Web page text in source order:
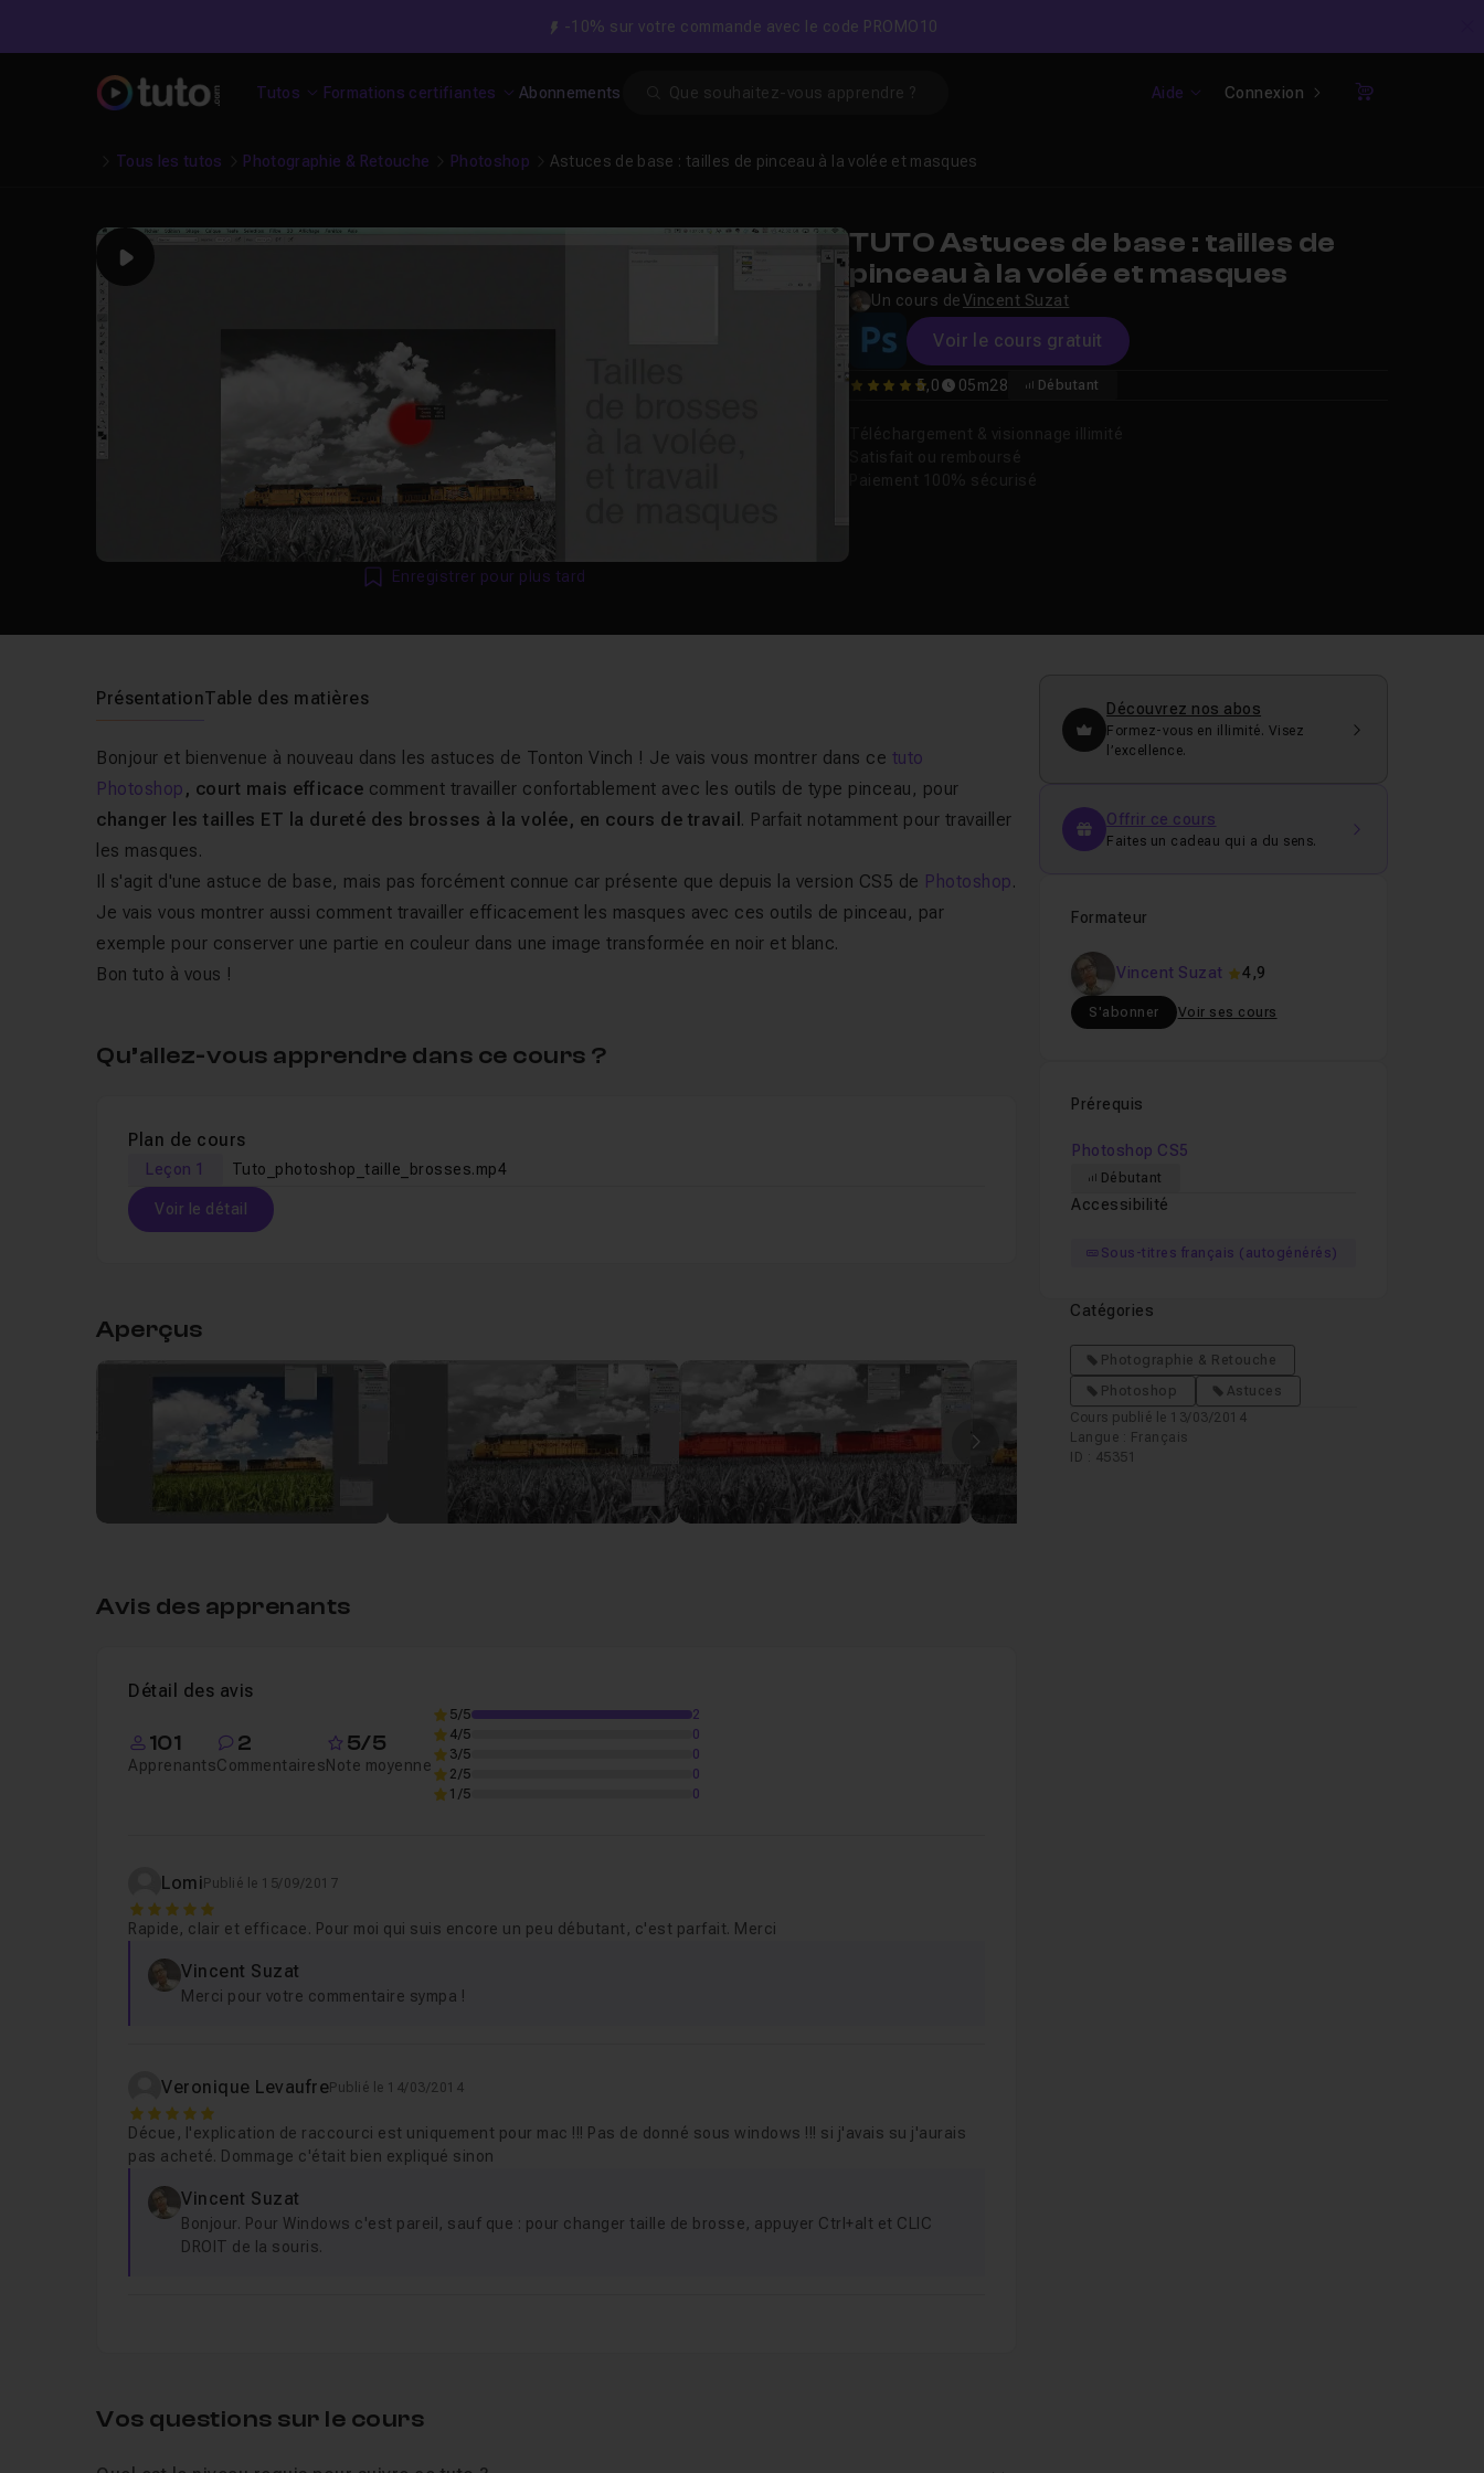
-10% sur votre commande avec le code PROMO10
Tutos Formations certifiantes Abonnements Aide Connexion
Panier
Tous les tutos Photographie & Retouche Photoshop Astuces de base : tailles de pinceau à la volée et masques
Play
Enregistrer pour plus tard
TUTO Astuces de base : tailles de
pinceau à la volée et masques
Un cours deVincent Suzat
Voir le cours gratuit
5 5,0 05m28 Débutant
PrésentationTable des matières
Bonjour et bienvenue à nouveau dans les astuces de Tonton Vinch ! Je vais vous montrer dans ce tuto
Photoshop , court mais efficace comment travailler confortablement avec les outils de type pinceau, pour
changer les tailles ET la dureté des brosses à la volée, en cours de travail . Parfait notamment pour travailler
les masques.
Il s'agit d'une astuce de base, mais pas forcément connue car présente que depuis la version CS5 de Photoshop.
Je vais vous montrer aussi comment travailler efficacement les masques avec ces outils de pinceau, par
exemple pour conserver une partie en couleur dans une image transformée en noir et blanc.
Bon tuto à vous !
Qu’allez-vous apprendre dans ce cours ?
Plan de cours
Leçon 1 Tuto_photoshop_taille_brosses.mp4
Voir le détail
Aperçus
Images suivantes
Avis des apprenants
Détail des avis
101
Apprenants
2
Commentaires
5/5
Note moyenne
5/5
2
4/5
0
3/5
0
2/5
0
1/5
0
Lomi Publié le 15/09/2017
5
Rapide, clair et efficace. Pour moi qui suis encore un peu débutant, c'est parfait. Merci
Vincent Suzat
Merci pour votre commentaire sympa !
Veronique LevaufrePublié le 14/03/2014
5
Décue, l'explication de raccourci est uniquement pour mac !!! Pas de donné sous windows !!! si j'avais su j'aurais
pas acheté. Dommage c'était bien expliqué sinon
Vincent Suzat
Bonjour. Pour Windows c'est pareil, sauf que : pour changer taille de brosse, appuyer Ctrl+alt et CLIC
DROIT de la souris.
Découvrez nos abos
Formez-vous en illimité. Visez
l’excellence.
Offrir ce cours
Faites un cadeau qui a du sens.
Formateur
Vincent Suzat 4,9
S'abonner Voir ses cours
Prérequis
Photoshop CS5
Débutant
Accessibilité
Sous-titres français (autogénérés)
Catégories
Photographie & Retouche
Photoshop
Astuces
Cours publié le 13/03/2014
Langue : Français
ID : 45351
Vos questions sur le cours